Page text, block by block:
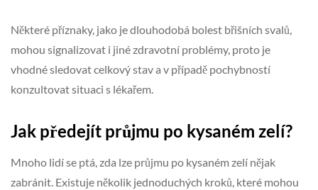
Některé příznaky, jako je dlouhodobá bolest břišních svalů,
mohou signalizovat i jiné zdravotní problémy, proto je
vhodné sledovat celkový stav a v případě pochybností
konzultovat situaci s lékařem.
Jak předejít průjmu po kysaném zelí?
Mnoho lidí se ptá, zda lze průjmu po kysaném zelí nějak
zabránit. Existuje několik jednoduchých kroků, které mohou